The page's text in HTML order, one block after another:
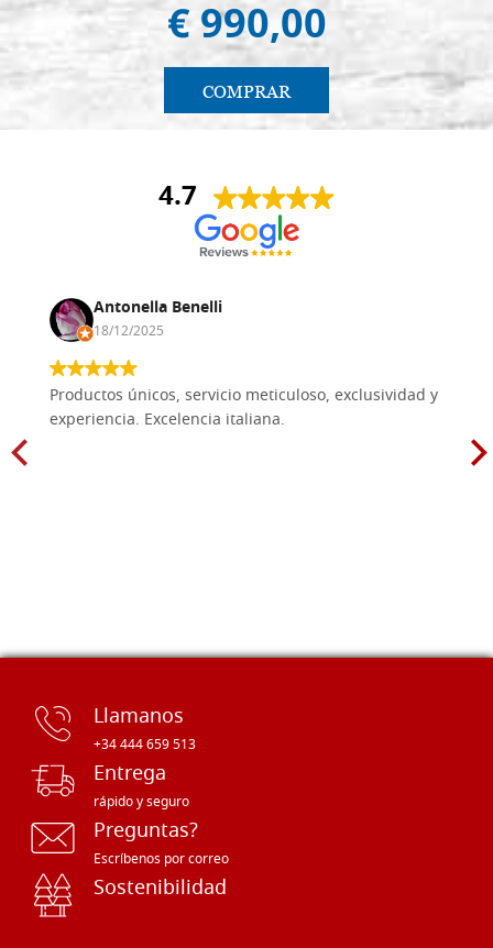
€ 990,00
COMPRAR
4.7
Antonella Benelli
18/12/2025
Productos únicos, servicio meticuloso, exclusividad y
experiencia. Excelencia italiana.
Llamanos
+34 444 659 513
Entrega
rápido y seguro
Preguntas?
Escríbenos por correo
Sostenibilidad